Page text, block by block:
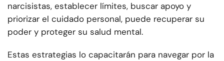
narcisistas, establecer límites, buscar apoyo y
priorizar el cuidado personal, puede recuperar su
poder y proteger su salud mental.
Estas estrategias lo capacitarán para navegar por la